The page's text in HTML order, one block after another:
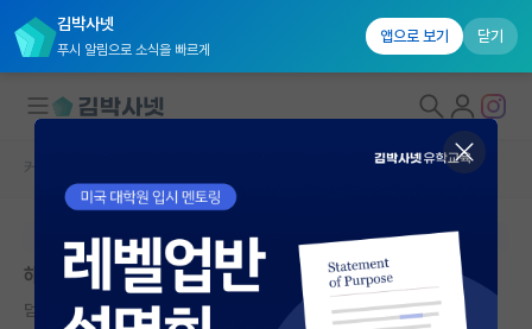
김박사넷
푸시 알림으로 소식을 빠르게
앱으로 보기 닫기
대학원생 모집
국내대학원 정보
연구실&오픈랩
커뮤니티 홈
본문이 수정되지 않는 박제글입니다.
해외학부 및 석사출신 입니다
덤덤한 마르틴 하이데거